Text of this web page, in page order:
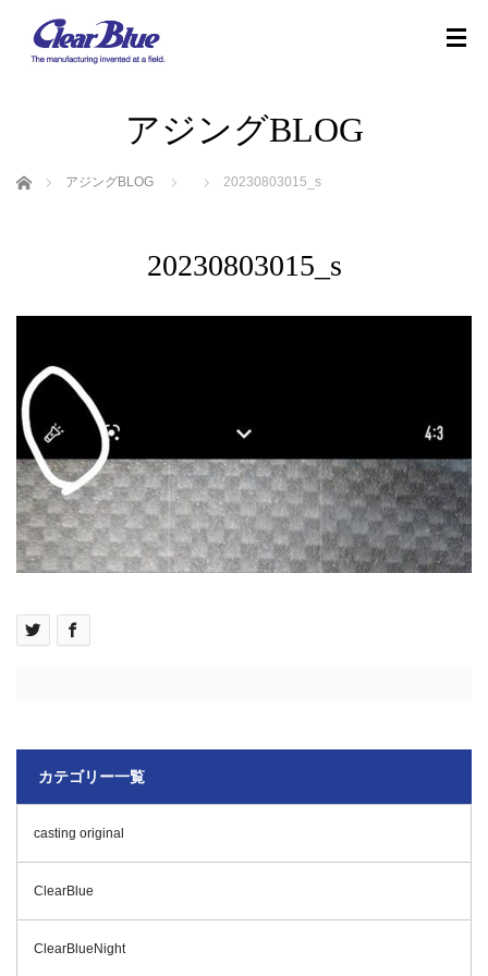
アジングBLOG
ホーム アジングBLOG 20230803015_s
20230803015_s
カテゴリー一覧
casting original
ClearBlue
ClearBlueNight